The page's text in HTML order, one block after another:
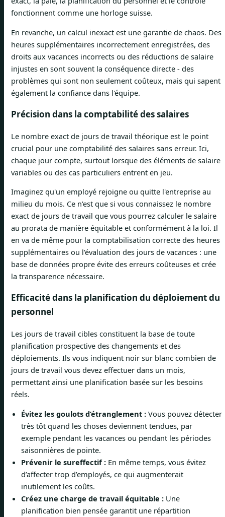
fonctionnent comme une horloge suisse.
En revanche, un calcul inexact est une garantie de chaos. Des
heures supplémentaires incorrectement enregistrées, des
droits aux vacances incorrects ou des réductions de salaire
injustes en sont souvent la conséquence directe - des
problèmes qui sont non seulement coûteux, mais qui sapent
également la confiance dans l'équipe.
Précision dans la comptabilité des salaires
Le nombre exact de jours de travail théorique est le point
crucial pour une comptabilité des salaires sans erreur. Ici,
chaque jour compte, surtout lorsque des éléments de salaire
variables ou des cas particuliers entrent en jeu.
Imaginez qu'un employé rejoigne ou quitte l'entreprise au
milieu du mois. Ce n'est que si vous connaissez le nombre
exact de jours de travail que vous pourrez calculer le salaire
au prorata de manière équitable et conformément à la loi. Il
en va de même pour la comptabilisation correcte des heures
supplémentaires ou l'évaluation des jours de vacances : une
base de données propre évite des erreurs coûteuses et crée
la transparence nécessaire.
Efficacité dans la planification du déploiement du
personnel
Les jours de travail cibles constituent la base de toute
planification prospective des changements et des
déploiements. Ils vous indiquent noir sur blanc combien de
jours de travail vous devez effectuer dans un mois,
permettant ainsi une planification basée sur les besoins
réels.
Évitez les goulots d’étranglement : Vous pouvez détecter
très tôt quand les choses deviennent tendues, par
exemple pendant les vacances ou pendant les périodes
saisonnières de pointe.
Prévenir le sureffectif : En même temps, vous évitez
d’affecter trop d’employés, ce qui augmenterait
inutilement les coûts.
Créez une charge de travail équitable : Une
planification bien pensée garantit une répartition